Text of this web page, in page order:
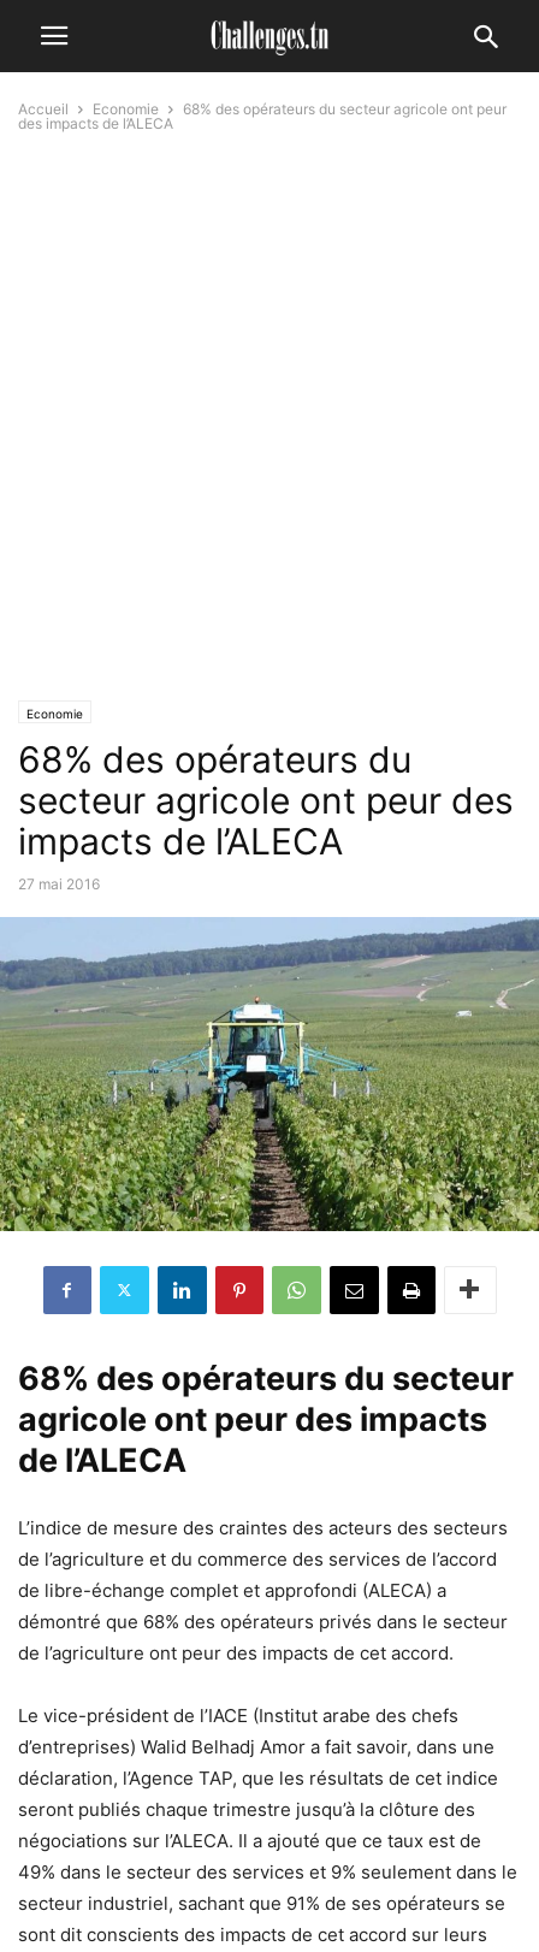
Accueil Economie
68% des opérateurs du secteur agricole ont peur
des impacts de l’ALECA
Economie
68% des opérateurs du
secteur agricole ont peur des
impacts de l’ALECA
27 mai 2016
68% des opérateurs du secteur
agricole ont peur des impacts
de l’ALECA
L’indice de mesure des craintes des acteurs des secteurs
de l’agriculture et du commerce des services de l’accord
de libre-échange complet et approfondi (ALECA) a
démontré que 68% des opérateurs privés dans le secteur
de l’agriculture ont peur des impacts de cet accord.
Le vice-président de l’IACE (Institut arabe des chefs
d’entreprises) Walid Belhadj Amor a fait savoir, dans une
déclaration, l’Agence TAP, que les résultats de cet indice
seront publiés chaque trimestre jusqu’à la clôture des
négociations sur l’ALECA. Il a ajouté que ce taux est de
49% dans le secteur des services et 9% seulement dans le
secteur industriel, sachant que 91% de ses opérateurs se
sont dit conscients des impacts de cet accord sur leurs